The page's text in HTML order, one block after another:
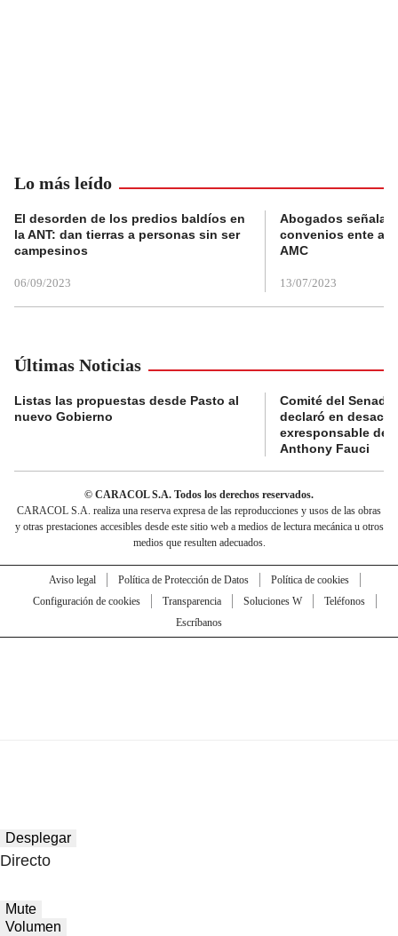
Lo más leído
El desorden de los predios baldíos en
la ANT: dan tierras a personas sin ser
campesinos
06/09/2023
Abogados
convenios ente
AMC
13/07/2023
Últimas Noticias
Listas las propuestas desde Pasto al
nuevo Gobierno
Comité del Senado
declaró en
exresponsable de
Anthony Fauci
© CARACOL S.A. Todos los derechos reservados.
CARACOL S.A. realiza una reserva expresa de las reproducciones y usos de las obras
y otras prestaciones accesibles desde este sitio web a medios de lectura mecánica u otros
medios que resulten adecuados.
Aviso legal Política de Protección de Datos
Política de cookies
Configuración de cookies
Transparencia Soluciones W
Teléfonos
Escríbanos
Desplegar
Directo
Mute
Volumen